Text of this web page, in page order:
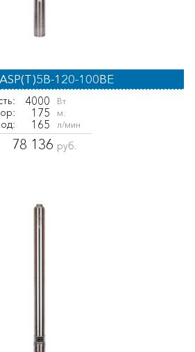
ASP(T)5B-120-100BE
4000 Вт
175 м.
165 л/мин
78 136 руб.